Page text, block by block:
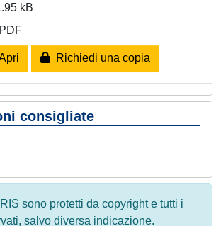
kB
Richiedi una copia
consigliate
sono protetti da copyright e tutti i
salvo diversa indicazione.